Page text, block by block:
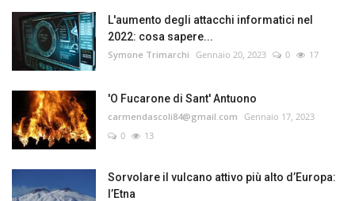
L'aumento degli attacchi informatici nel
2022: cosa sapere...
Symone Trimarchi Gennaio 20, 2023 0 17
'O Fucarone di Sant' Antuono
carmendascoli84@gmail.com
Gennaio 17, 2023
0
13
Sorvolare il vulcano attivo più alto d’Europa:
l’Etna